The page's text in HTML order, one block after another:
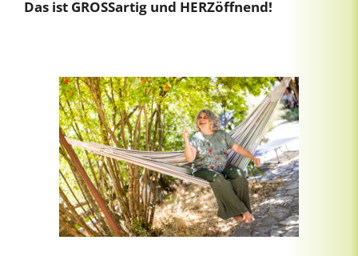
Das ist GROSSartig und HERZöffnend!